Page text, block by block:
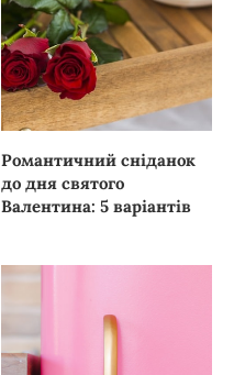
Романтичний сніданок
до дня святого
Валентина: 5 варіантів